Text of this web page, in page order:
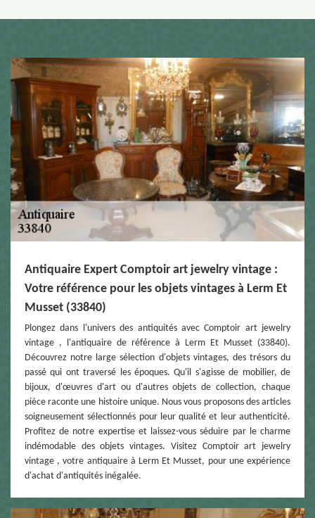
Antiquaire Expert Comptoir art jewelry vintage :
Votre référence pour les objets vintages à Lerm Et
Musset (33840)
Plongez dans l'univers des antiquités avec Comptoir art jewelry
vintage , l'antiquaire de référence à Lerm Et Musset (33840).
Découvrez notre large sélection d'objets vintages, des trésors du
passé qui ont traversé les époques. Qu'il s'agisse de mobilier, de
bijoux, d'œuvres d'art ou d'autres objets de collection, chaque
pièce raconte une histoire unique. Nous vous proposons des articles
soigneusement sélectionnés pour leur qualité et leur authenticité.
Profitez de notre expertise et laissez-vous séduire par le charme
indémodable des objets vintages. Visitez Comptoir art jewelry
vintage , votre antiquaire à Lerm Et Musset, pour une expérience
d'achat d'antiquités inégalée.